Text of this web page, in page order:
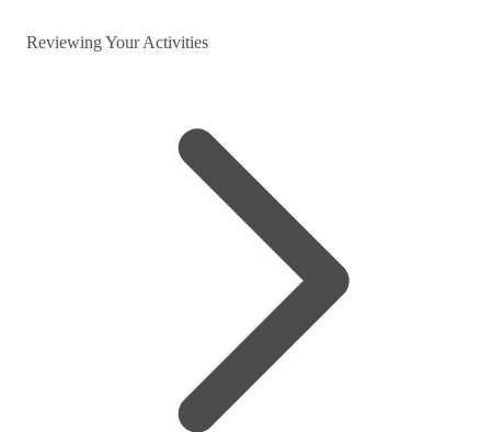
Reviewing Your Activities